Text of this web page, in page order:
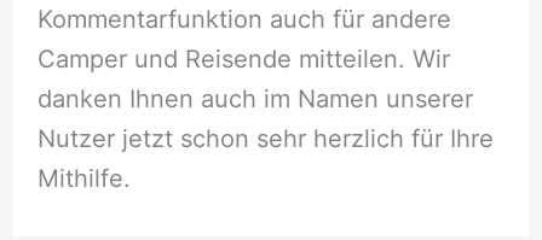
Kommentarfunktion auch für andere
Camper und Reisende mitteilen. Wir
danken Ihnen auch im Namen unserer
Nutzer jetzt schon sehr herzlich für Ihre
Mithilfe.